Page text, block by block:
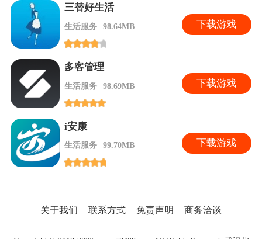
三替好生活
生活服务 98.64MB 下载游戏
多客管理
生活服务 98.69MB 下载游戏
i安康
生活服务 99.70MB 下载游戏
关于我们 联系方式 免责声明 商务洽谈